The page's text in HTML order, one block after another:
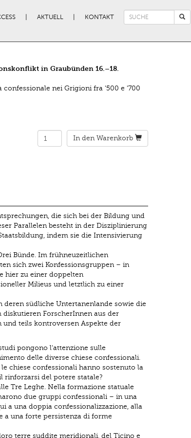
AKTUELL KONTAKT
Suchformular
in Graubünden 16.–18.
nei Grigioni fra '500 e '700
In den Warenkorb
die sich bei der Bildung und
Parallelen besteht in der Disziplinierung
indem sie die Intensivierung
Bünde. Im frühneuzeitlichen
sich zwei Konfessionsgruppen – in
hier zu einer doppelten
Milieus und letztlich zu einer
deren südliche Untertanenlande sowie die
diskutieren ForscherInnen aus der
und teils kontroversen Aspekte der
pongono l'attenzione sulle
delle diverse chiese confessionali.
chiese confessionali hanno sostenuto la
del potere statale?
Tre Leghe. Nella formazione statuale
due gruppi confessionali – in una
a una doppia confessionalizzazione, alla
a una forte persistenza di forme
terre suddite meridionali, del Ticino e